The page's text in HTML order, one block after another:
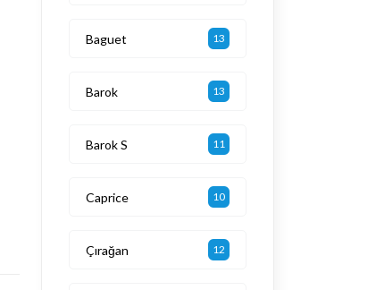
Baguet 13
Barok 13
Barok S 11
Caprice 10
Çırağan 12